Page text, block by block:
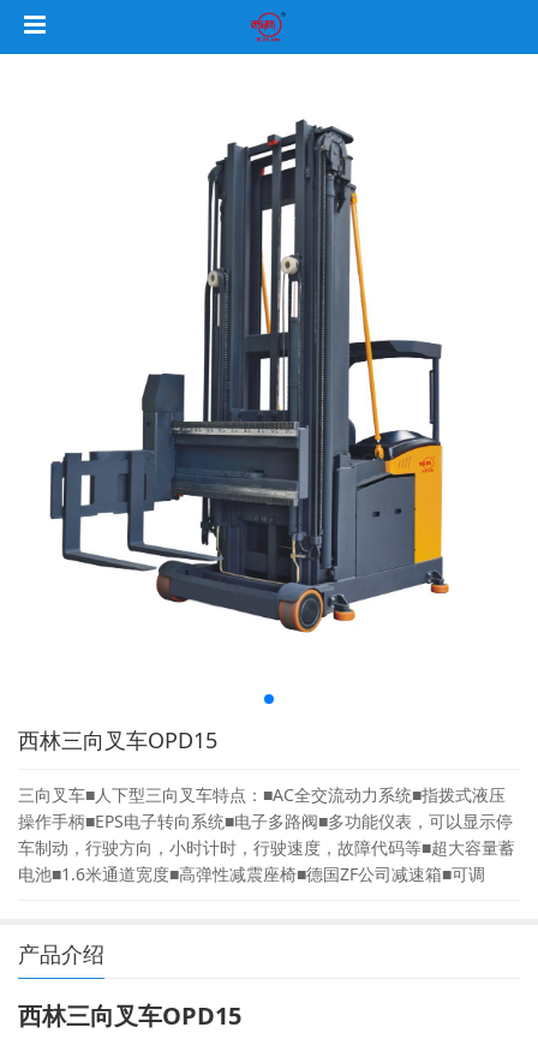
西林三向叉车OPD15
三向叉车■人下型三向叉车特点：■AC全交流动力系统■指拨式液压
操作手柄■EPS电子转向系统■电子多路阀■多功能仪表，可以显示停
车制动，行驶方向，小时计时，行驶速度，故障代码等■超大容量蓄
电池■1.6米通道宽度■高弹性减震座椅■德国ZF公司减速箱■可调
产品介绍
西林三向叉车OPD15